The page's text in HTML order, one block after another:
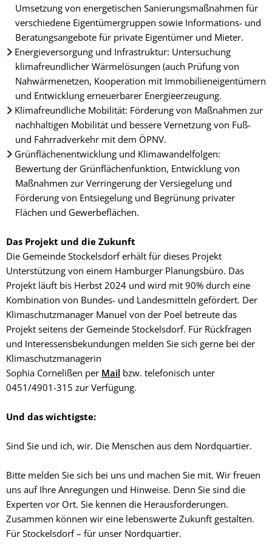
Umsetzung von energetischen Sanierungsmaßnahmen für
verschiedene Eigentümergruppen sowie Informations- und
Beratungsangebote für private Eigentümer und Mieter.
Energieversorgung und Infrastruktur: Untersuchung
klimafreundlicher Wärmelösungen (auch Prüfung von
Nahwärmenetzen, Kooperation mit Immobilieneigentümern
und Entwicklung erneuerbarer Energieerzeugung.
Klimafreundliche Mobilität: Förderung von Maßnahmen zur
nachhaltigen Mobilität und bessere Vernetzung von Fuß-
und Fahrradverkehr mit dem ÖPNV.
Grünflächenentwicklung und Klimawandelfolgen:
Bewertung der Grünflächenfunktion, Entwicklung von
Maßnahmen zur Verringerung der Versiegelung und
Förderung von Entsiegelung und Begrünung privater
Flächen und Gewerbeflächen.
Das Projekt und die Zukunft
Die Gemeinde Stockelsdorf erhält für dieses Projekt
Unterstützung von einem Hamburger Planungsbüro. Das
Projekt läuft bis Herbst 2024 und wird mit 90% durch eine
Kombination von Bundes- und Landesmitteln gefördert. Der
Klimaschutzmanager Manuel von der Poel betreute das
Projekt seitens der Gemeinde Stockelsdorf. Für Rückfragen
und Interessens­bekundungen melden Sie sich gerne bei der
Klimaschutzmanagerin
Sophia Cornelißen per Mail bzw. telefonisch unter
0451/4901-315 zur Verfügung.
Und das wichtigste:
Sind Sie und ich, wir. Die Menschen aus dem Nordquartier.
Bitte melden Sie sich bei uns und machen Sie mit. Wir freuen
uns auf Ihre Anregungen und Hinweise. Denn Sie sind die
Experten vor Ort. Sie kennen die Herausforderungen.
Zusammen können wir eine lebenswerte Zukunft gestalten.
Für Stockelsdorf – für unser Nordquartier.